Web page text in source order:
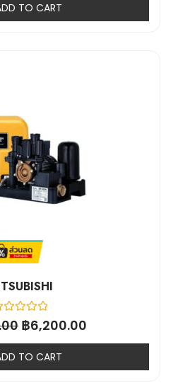
TO CART
฿6,200.00
TO CART